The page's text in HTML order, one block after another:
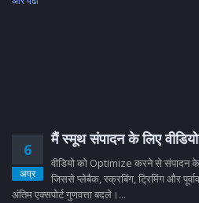
6
अप्र
मैं स्मूथ संपादन के लिए
वीडियो को Optimize करने से संपादन
जिससे प्लेबैक, स्क्रबिंग, ट्रिमिंग और
अंतिम एक्सपोर्ट गुणवत्ता बदले।...